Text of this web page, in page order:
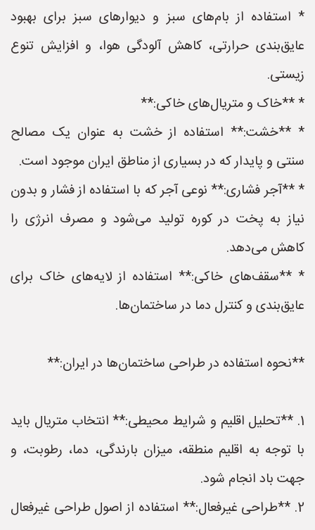
* استفاده از بام‌های سبز و دیوارهای سبز برای بهبود
عایق‌بندی حرارتی، کاهش آلودگی هوا، و افزایش تنوع
زیستی.
* **خاک و متریال‌های خاکی:**
* **خشت:** استفاده از خشت به عنوان یک مصالح
سنتی و پایدار که در بسیاری از مناطق ایران موجود است.
* **آجر فشاری:** نوعی آجر که با استفاده از فشار و بدون
نیاز به پخت در کوره تولید می‌شود و مصرف انرژی را
کاهش می‌دهد.
* **سقف‌های خاکی:** استفاده از لایه‌های خاک برای
عایق‌بندی و کنترل دما در ساختمان‌ها.
**نحوه استفاده در طراحی ساختمان‌ها در ایران:**
1. **تحلیل اقلیم و شرایط محیطی:** انتخاب متریال باید
با توجه به اقلیم منطقه، میزان بارندگی، دما، رطوبت، و
جهت باد انجام شود.
2. **طراحی غیرفعال:** استفاده از اصول طراحی غیرفعال